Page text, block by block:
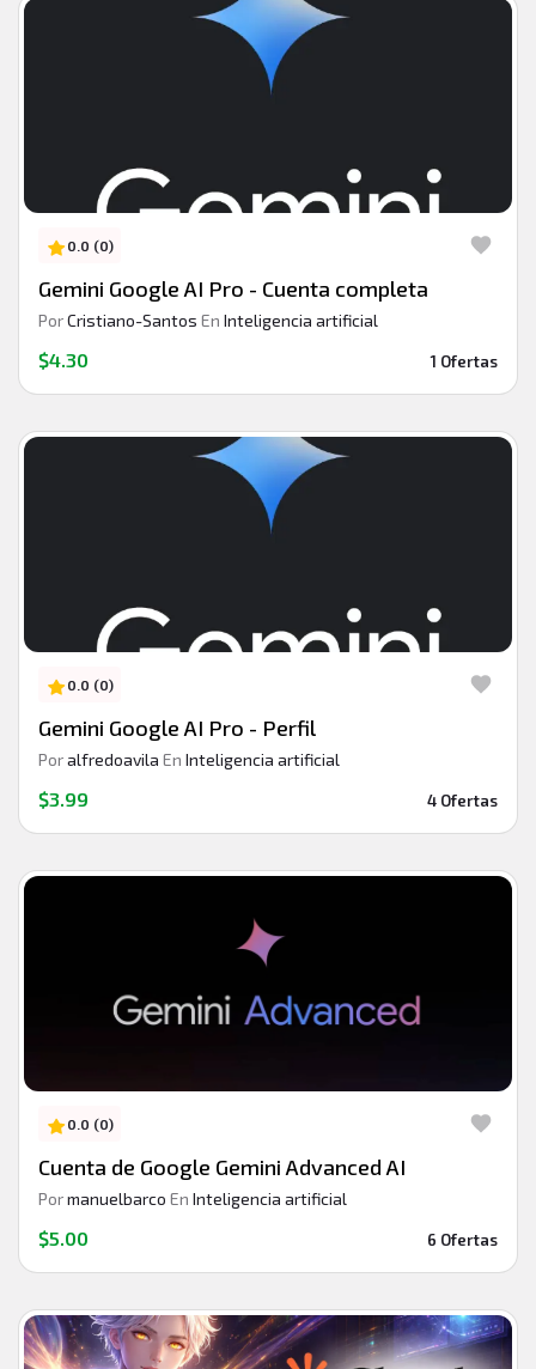
0.0 (0)
Gemini Google AI Pro - Cuenta completa
PorCristiano-Santos En Inteligencia artificial
$4.30 1 Ofertas
0.0 (0)
Gemini Google AI Pro - Perfil
Poralfredoavila En Inteligencia artificial
$3.99 4 Ofertas
0.0 (0)
Cuenta de Google Gemini Advanced AI
Pormanuelbarco En Inteligencia artificial
$5.00 6 Ofertas